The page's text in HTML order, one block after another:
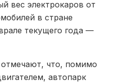
вес электрокаров от
в стране
текущего года —
что, помимо
автопарк